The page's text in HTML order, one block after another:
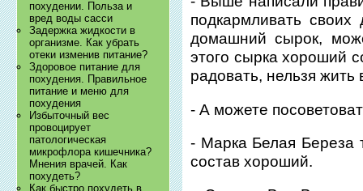
похудении. Польза и
вред воды сасси
Задержка жидкости в
организме. Как убрать
отеки изменив питание?
Здоровое питание для
похудения. Правильное
питание и меню для
похудения
Избыточный вес
провоцирует
патологическая
микрофлора кишечника?
Мнения врачей. Как
похудеть?
Как быстро похудеть в
подкармливать
домашний сырок,
этого сырка хороший
радовать, нельзя жить
- А можете
- Марка Белая Береза
состав хороший.